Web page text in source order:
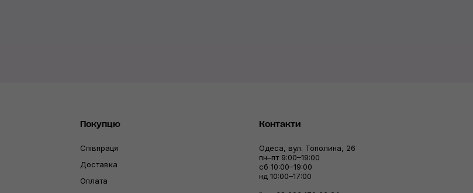
Покупцю
Співпраця
Доставка
Оплата
Контакти
Одеса, вул. Тополина, 26
пн–пт 9:00–19:00
сб 10:00–19:00
нд 10:00–17:00